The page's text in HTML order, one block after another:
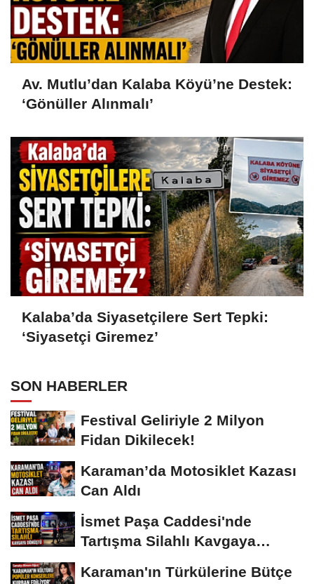
Av. Mutlu’dan Kalaba Köyü’ne Destek:
‘Gönüller Alınmalı’
Kalaba’da Siyasetçilere Sert Tepki:
‘Siyasetçi Giremez’
SON HABERLER
Festival Geliriyle 2 Milyon
Fidan Dikilecek!
Karaman’da Motosiklet Kazası
Can Aldı
İsmet Paşa Caddesi'nde
Tartışma Silahlı Kavgaya
Karaman'ın Türkülerine Bütçe